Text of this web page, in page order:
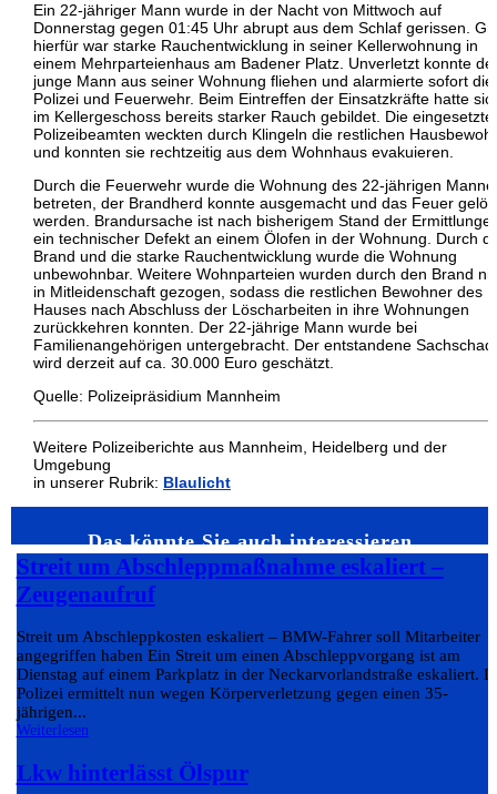
Ein 22-jähriger Mann wurde in der Nacht von Mittwoch auf
Donnerstag gegen 01:45 Uhr abrupt aus dem Schlaf gerissen.
hierfür war starke Rauchentwicklung in seiner Kellerwohnung in
einem Mehrparteienhaus am Badener Platz. Unverletzt konnte
junge Mann aus seiner Wohnung fliehen und alarmierte sofort die
Polizei und Feuerwehr. Beim Eintreffen der Einsatzkräfte hatte
im Kellergeschoss bereits starker Rauch gebildet. Die
Polizeibeamten weckten durch Klingeln die restlichen
und konnten sie rechtzeitig aus dem Wohnhaus evakuieren.
Durch die Feuerwehr wurde die Wohnung des 22-jährigen
betreten, der Brandherd konnte ausgemacht und das Feuer
werden. Brandursache ist nach bisherigem Stand der
ein technischer Defekt an einem Ölofen in der Wohnung. Durch
Brand und die starke Rauchentwicklung wurde die Wohnung
unbewohnbar. Weitere Wohnparteien wurden durch den Brand
in Mitleidenschaft gezogen, sodass die restlichen Bewohner des
Hauses nach Abschluss der Löscharbeiten in ihre Wohnungen
zurückkehren konnten. Der 22-jährige Mann wurde bei
Familienangehörigen untergebracht. Der entstandene
wird derzeit auf ca. 30.000 Euro geschätzt.
Quelle: Polizeipräsidium Mannheim
Weitere Polizeiberichte aus Mannheim, Heidelberg und der
Umgebung
in unserer Rubrik: Blaulicht
Das könnte Sie auch interessieren…
Streit um Abschleppmaßnahme eskaliert –
Zeugenaufruf
Streit um Abschleppkosten eskaliert – BMW-Fahrer soll Mitarbeiter
angegriffen haben Ein Streit um einen Abschleppvorgang ist am
Dienstag auf einem Parkplatz in der Neckarvorlandstraße eskaliert.
Polizei ermittelt nun wegen Körperverletzung gegen einen 35-
jährigen...
Weiterlesen
Lkw hinterlässt Ölspur